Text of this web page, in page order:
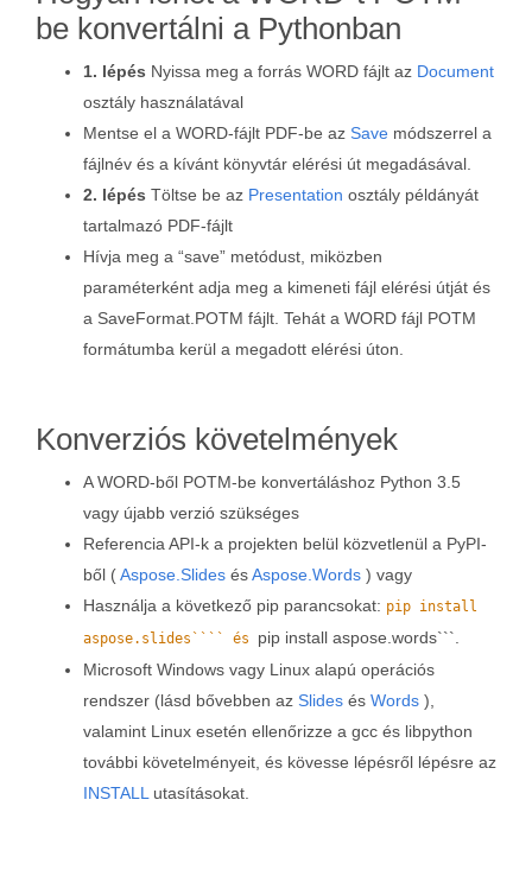
be konvertálni a Pythonban
1. lépés Nyissa meg a forrás WORD fájlt az Document
osztály használatával
Mentse el a WORD-fájlt PDF-be az Save módszerrel a
fájlnév és a kívánt könyvtár elérési út megadásával.
2. lépés Töltse be az Presentation osztály példányát
tartalmazó PDF-fájlt
Hívja meg a “save” metódust, miközben
paraméterként adja meg a kimeneti fájl elérési útját és
a SaveFormat.POTM fájlt. Tehát a WORD fájl POTM
formátumba kerül a megadott elérési úton.
Konverziós követelmények
A WORD-ből POTM-be konvertáláshoz Python 3.5
vagy újabb verzió szükséges
Referencia API-k a projekten belül közvetlenül a PyPI-
ből (Aspose.Slides ésAspose.Words ) vagy
Használja a következő pip parancsokat: pip install
aspose.slides```` és pip install aspose.words```.
Microsoft Windows vagy Linux alapú operációs
rendszer (lásd bővebben az Slides és Words ),
valamint Linux esetén ellenőrizze a gcc és libpython
további követelményeit, és kövesse lépésről lépésre az
INSTALL utasításokat.